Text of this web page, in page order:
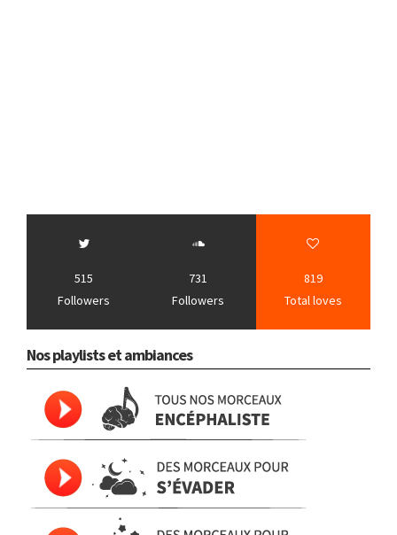
515
Followers
731
Followers
819
Total loves
Nos playlists et ambiances